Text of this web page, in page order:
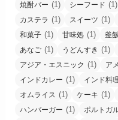
焼酎バー (1) シーフード (1)
カステラ (1) スイーツ (1)
和菓子 (1) 甘味処 (1) 釜飯
あなご (1) うどんすき (1)
アジア・エスニック (1) ア
インドカレー (1) インド料
オムライス (1) ケーキ (1)
ハンバーガー (1) ポルトガ